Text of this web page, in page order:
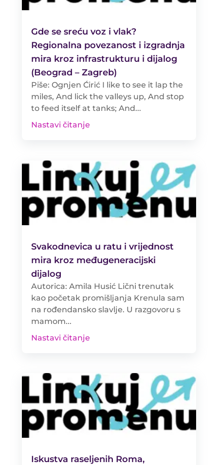
Gde se sreću voz i vlak?
Regionalna povezanost i izgradnja
mira kroz infrastrukturu i dijalog
(Beograd – Zagreb)
Piše: Ognjen Ćirić I like to see it lap the
miles, And lick the valleys up, And stop
to feed itself at tanks; And...
Nastavi čitanje
Svakodnevica u ratu i vrijednost
mira kroz međugeneracijski
dijalog
Autorica: Amila Husić Lični trenutak
kao početak promišljanja Krenula sam
na rođendansko slavlje. U razgovoru s
mamom...
Nastavi čitanje
Iskustva raseljenih Roma,